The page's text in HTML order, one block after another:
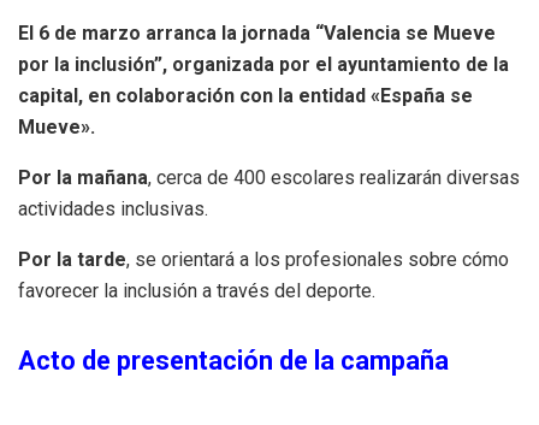
El 6 de marzo arranca la jornada “Valencia se Mueve
por la inclusión”, organizada por el ayuntamiento de la
capital, en colaboración con la entidad «España se
Mueve».
Por la mañana, cerca de 400 escolares realizarán diversas
actividades inclusivas.
Por la tarde, se orientará a los profesionales sobre cómo
favorecer la inclusión a través del deporte.
Acto de presentación de la campaña